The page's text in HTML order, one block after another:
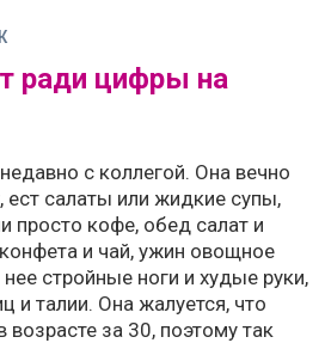
ради цифры на
с коллегой. Она вечно
ест салаты или жидкие супы,
просто кофе, обед салат и
и чай, ужин овощное
нее стройные ноги и худые руки,
и талии. Она жалуется, что
за 30, поэтому так